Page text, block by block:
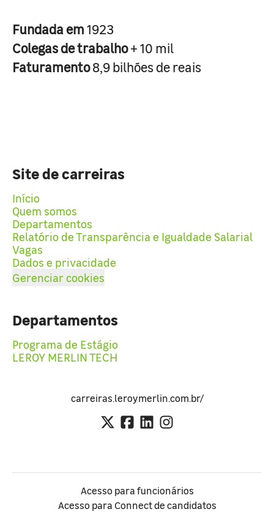
Fundada em1923
Colegas de trabalho+ 10 mil
Faturamento8,9 bilhões de reais
Site de carreiras
Início
Quem somos
Departamentos
Relatório de Transparência e Igualdade Salarial
Vagas
Dados e privacidade
Gerenciar cookies
Departamentos
Programa de Estágio
LEROY MERLIN TECH
carreiras.leroymerlin.com.br/
Acesso para funcionários
Acesso para Connect de candidatos